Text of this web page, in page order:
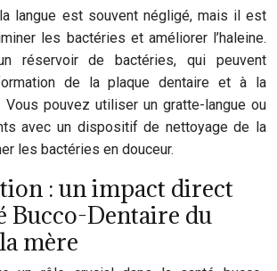
langue est souvent négligé, mais il est
les bactéries et améliorer l’haleine.
réservoir de bactéries, qui peuvent
de la plaque dentaire et à la
Vous pouvez utiliser un gratte-langue ou
avec un dispositif de nettoyage de la
les bactéries en douceur.
: un impact direct
Bucco-Dentaire du
mère